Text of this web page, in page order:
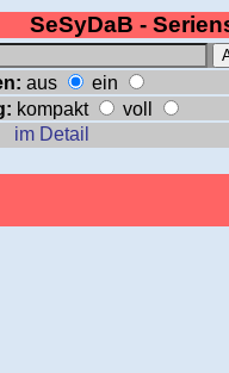
SeSyDaB -
aus ein
kompakt voll
im Detail